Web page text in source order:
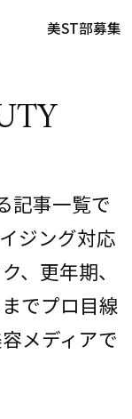
美ST部募集
記事一覧で
ジング対応
、更年期、
でプロ目線
メディアで